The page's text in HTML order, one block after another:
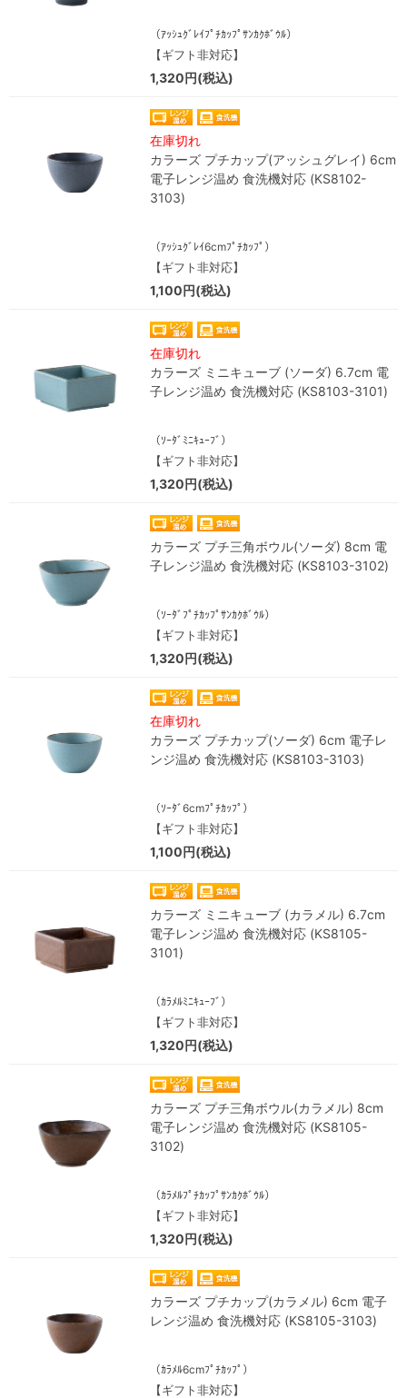
（ｱｯｼｭｸﾞﾚｲﾌﾟﾁｶｯﾌﾟｻﾝｶｸﾎﾞｳﾙ）
【ギフト非対応】
1,320円(税込)
在庫切れ
カラーズ プチカップ(アッシュグレイ) 6cm
電子レンジ温め 食洗機対応 (KS8102-
3103)
（ｱｯｼｭｸﾞﾚｲ6cmﾌﾟﾁｶｯﾌﾟ）
【ギフト非対応】
1,100円(税込)
在庫切れ
カラーズ ミニキューブ (ソーダ) 6.7cm 電
子レンジ温め 食洗機対応 (KS8103-3101)
（ｿｰﾀﾞﾐﾆｷｭｰﾌﾞ）
【ギフト非対応】
1,320円(税込)
カラーズ プチ三角ボウル(ソーダ) 8cm 電
子レンジ温め 食洗機対応 (KS8103-3102)
（ｿｰﾀﾞﾌﾟﾁｶｯﾌﾟｻﾝｶｸﾎﾞｳﾙ）
【ギフト非対応】
1,320円(税込)
在庫切れ
カラーズ プチカップ(ソーダ) 6cm 電子レ
ンジ温め 食洗機対応 (KS8103-3103)
（ｿｰﾀﾞ6cmﾌﾟﾁｶｯﾌﾟ）
【ギフト非対応】
1,100円(税込)
カラーズ ミニキューブ (カラメル) 6.7cm
電子レンジ温め 食洗機対応 (KS8105-
3101)
（ｶﾗﾒﾙﾐﾆｷｭｰﾌﾞ）
【ギフト非対応】
1,320円(税込)
カラーズ プチ三角ボウル(カラメル) 8cm
電子レンジ温め 食洗機対応 (KS8105-
3102)
（ｶﾗﾒﾙﾌﾟﾁｶｯﾌﾟｻﾝｶｸﾎﾞｳﾙ）
【ギフト非対応】
1,320円(税込)
カラーズ プチカップ(カラメル) 6cm 電子
レンジ温め 食洗機対応 (KS8105-3103)
（ｶﾗﾒﾙ6cmﾌﾟﾁｶｯﾌﾟ）
【ギフト非対応】